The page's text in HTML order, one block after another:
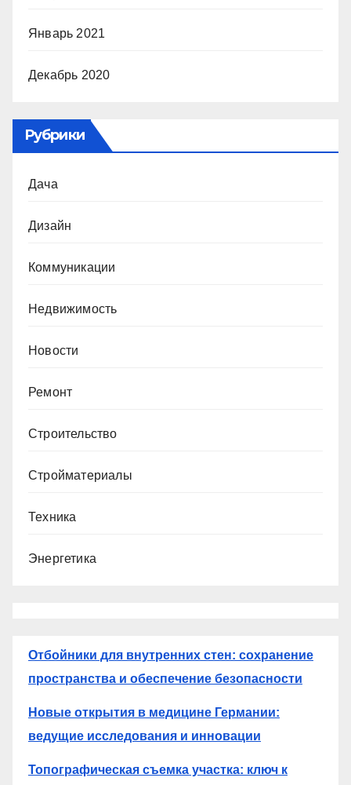
Январь 2021
Декабрь 2020
Рубрики
Дача
Дизайн
Коммуникации
Недвижимость
Новости
Ремонт
Строительство
Стройматериалы
Техника
Энергетика
Отбойники для внутренних стен: сохранение
пространства и обеспечение безопасности
Новые открытия в медицине Германии:
ведущие исследования и инновации
Топографическая съемка участка: ключ к